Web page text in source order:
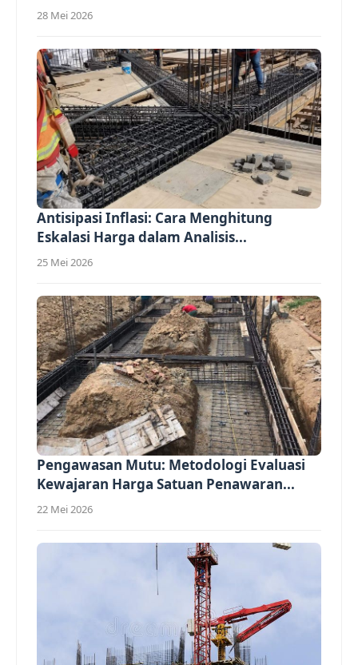
28 Mei 2026
Antisipasi Inflasi: Cara Menghitung
Eskalasi Harga dalam Analisis...
25 Mei 2026
Pengawasan Mutu: Metodologi Evaluasi
Kewajaran Harga Satuan Penawaran...
22 Mei 2026